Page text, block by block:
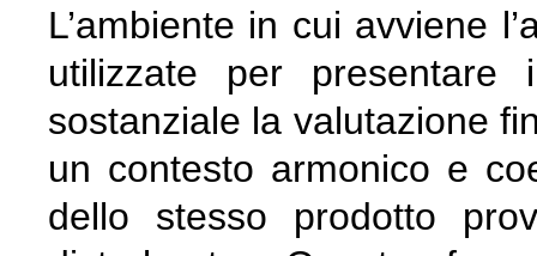
L’ambiente in cui avviene
utilizzate per
sostanziale la valutazione
un contesto armonico e
dello stesso prodotto